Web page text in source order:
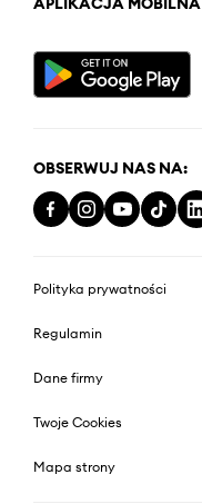
OBSERWUJ NAS NA:
Polityka prywatności
Regulamin
Dane firmy
Twoje Cookies
Mapa strony